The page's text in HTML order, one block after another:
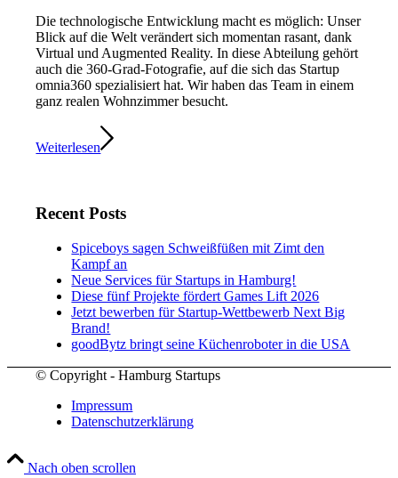
Die technologische Entwicklung macht es möglich: Unser
Blick auf die Welt verändert sich momentan rasant, dank
Virtual und Augmented Reality. In diese Abteilung gehört
auch die 360-Grad-Fotografie, auf die sich das Startup
omnia360 spezialisiert hat. Wir haben das Team in einem
ganz realen Wohnzimmer besucht.
Weiterlesen
Recent Posts
Spiceboys sagen Schweißfüßen mit Zimt den
Kampf an
Neue Services für Startups in Hamburg!
Diese fünf Projekte fördert Games Lift 2026
Jetzt bewerben für Startup-Wettbewerb Next Big
Brand!
goodBytz bringt seine Küchenroboter in die USA
© Copyright - Hamburg Startups
Impressum
Datenschutzerklärung
Nach oben scrollen